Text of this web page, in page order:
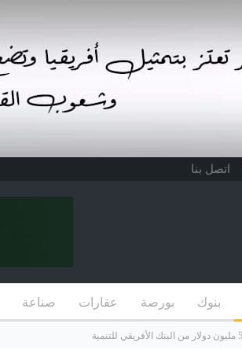
اتصل بنا
بنوك بورصة عقارات صناعة